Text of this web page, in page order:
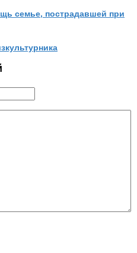
семье, пострадавшей при